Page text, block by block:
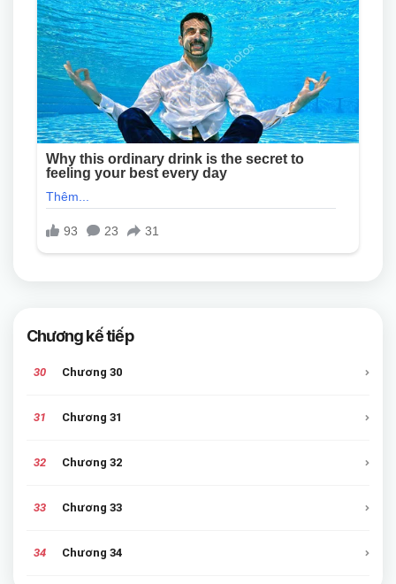
Chương kế tiếp
30 Chương 30
31 Chương 31
32 Chương 32
33 Chương 33
34 Chương 34